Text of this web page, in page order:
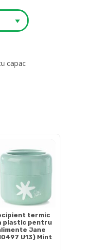
capac
termic
plastic pentru
Jane
U13) Mint